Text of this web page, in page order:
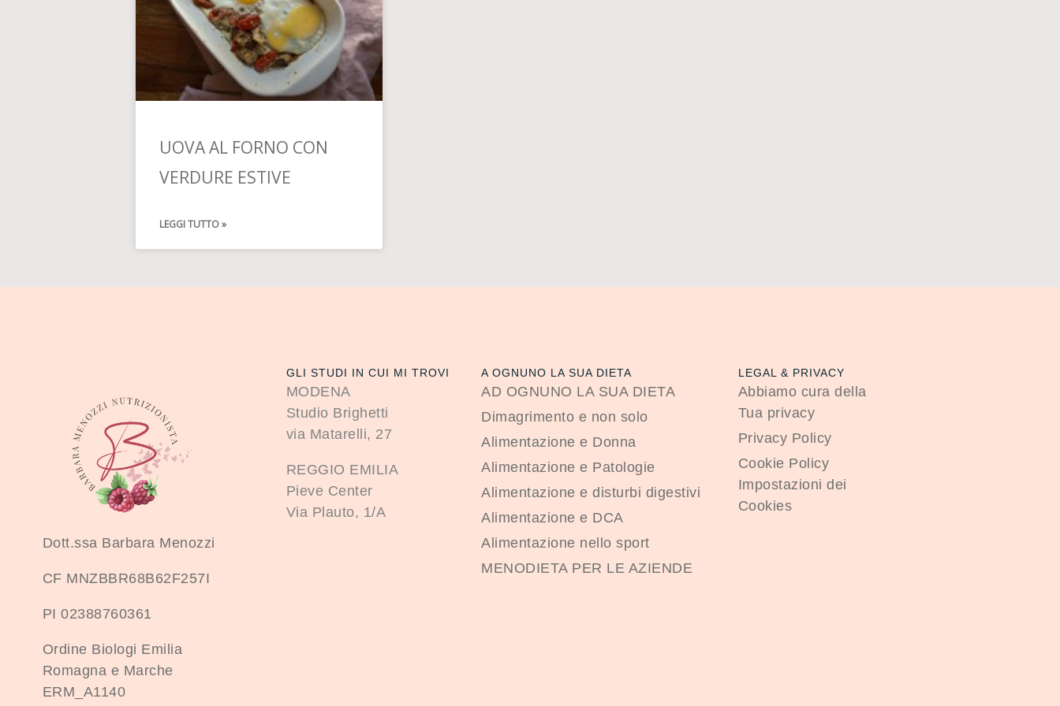
UOVA AL FORNO CON
VERDURE ESTIVE
LEGGI TUTTO »
Dott.ssa Barbara Menozzi
CF MNZBBR68B62F257I
PI 02388760361
Ordine Biologi Emilia
Romagna e Marche
ERM_A1140
GLI STUDI IN CUI MI TROVI
MODENA
Studio Brighetti
via Matarelli, 27
REGGIO EMILIA
Pieve Center
Via Plauto, 1/A
A OGNUNO LA SUA DIETA
AD OGNUNO LA SUA DIETA
Dimagrimento e non solo
Alimentazione e Donna
Alimentazione e Patologie
Alimentazione e disturbi digestivi
Alimentazione e DCA
Alimentazione nello sport
MENODIETA PER LE AZIENDE
LEGAL & PRIVACY
Abbiamo cura della
Tua privacy
Privacy Policy
Cookie Policy
Impostazioni dei
Cookies